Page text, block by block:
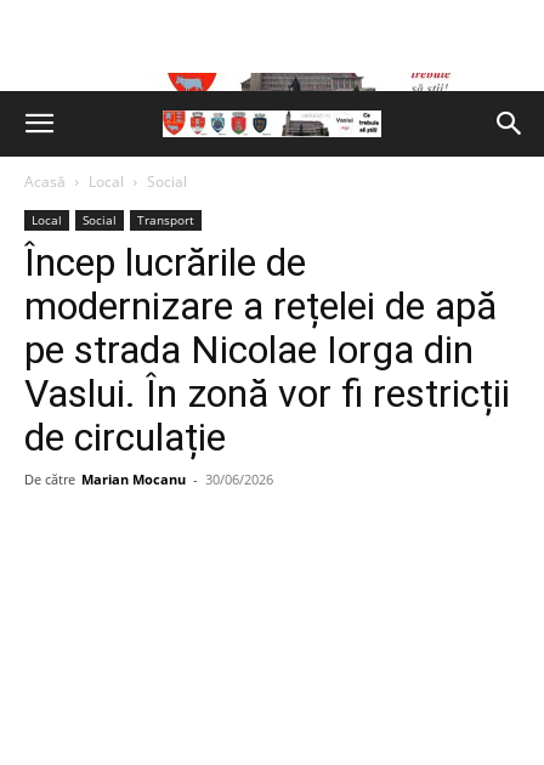
Acasă Local Social
Local Social Transport
Încep lucrările de
modernizare a rețelei de apă
pe strada Nicolae Iorga din
Vaslui. În zonă vor fi restricții
de circulație
De către Marian Mocanu - 30/06/2026